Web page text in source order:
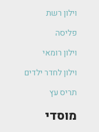
וילון רשת
פליסה
וילון רומאי
וילון לחדר ילדים
תריס עץ
מוסדי